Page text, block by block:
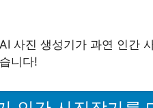
사진 생성기가 과연 인간
니다!